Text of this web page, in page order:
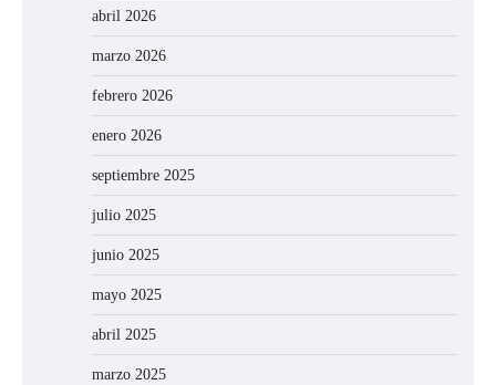
abril 2026
marzo 2026
febrero 2026
enero 2026
septiembre 2025
julio 2025
junio 2025
mayo 2025
abril 2025
marzo 2025